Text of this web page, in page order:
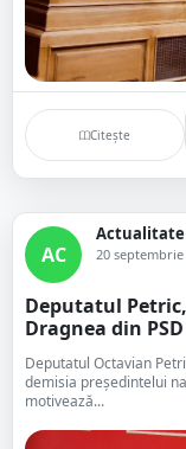
Citește
AC
Actualitate
20 septembrie
Deputatul
Dragnea din
Deputatul Octavian
demisia președintelui
motivează...